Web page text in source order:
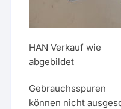
HAN Verkauf wie
abgebildet
Gebrauchsspuren
können nicht